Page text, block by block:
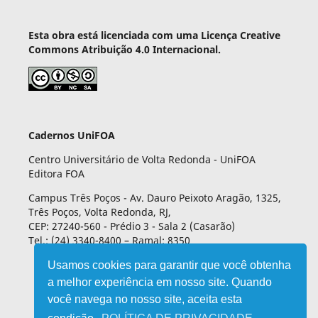
Usamos cookies para garantir que você obtenha
a melhor experiência em nosso site. Quando
você navega no nosso site, aceita esta
Esta obra está licenciada com uma Licença Creative
Commons Atribuição 4.0 Internacional.
Cadernos UniFOA
Centro Universitário de Volta Redonda - UniFOA
Editora FOA
Campus Três Poços - Av. Dauro Peixoto Aragão, 1325,
Três Poços, Volta Redonda, RJ,
CEP: 27240-560 - Prédio 3 - Sala 2 (Casarão)
Tel.: (24) 3340-8400 – Ramal: 8350